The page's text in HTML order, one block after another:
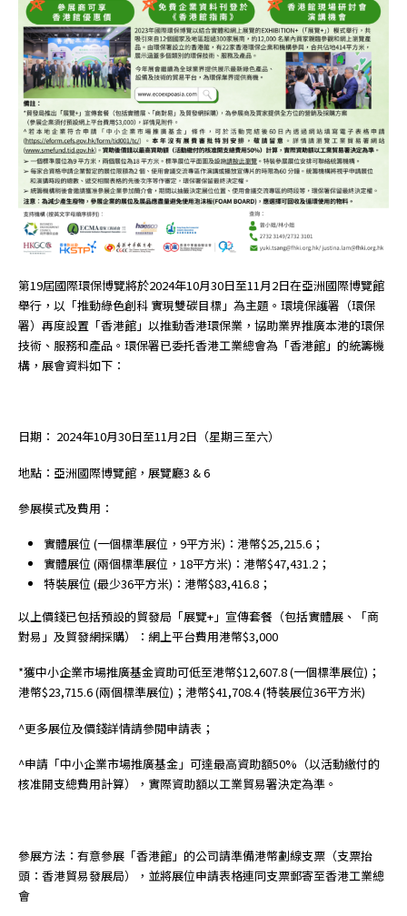
第19屆國際環保博覽將於2024年10月30日至11月2日在亞洲國際博覽館
舉行，以「推動綠色創科 實現雙碳目標」為主題。環境保護署（環保
署）再度設置「香港館」以推動香港環保業，協助業界推廣本港的環保
技術、服務和產品。環保署已委托香港工業總會為「香港館」的統籌機
構，展會資料如下：
日期： 2024年10月30日至11月2日（星期三至六）
地點：亞洲國際博覽館，展覽廳3 & 6
參展模式及費用：
實體展位 (一個標準展位，9平方米)：港幣$25,215.6；
實體展位 (兩個標準展位，18平方米)：港幣$47,431.2；
特裝展位 (最少36平方米)：港幣$83,416.8；
以上價錢已包括預設的貿發局「展覽+」宣傳套餐（包括實體展、「商
對易」及貿發網採購）：網上平台費用港幣$3,000
*獲中小企業市場推廣基金資助可低至港幣$12,607.8 (一個標準展位)；
港幣$23,715.6 (兩個標準展位)；港幣$41,708.4 (特裝展位36平方米)
^更多展位及價錢詳情請參閱申請表；
^申請「中小企業市場推廣基金」可達最高資助額50%（以活動繳付的
核准開支總費用計算），實際資助額以工業貿易署決定為準。
參展方法：有意參展「香港館」的公司請準備港幣劃線支票（支票抬
頭：香港貿易發展局），並將展位申請表格連同支票郵寄至香港工業總
會